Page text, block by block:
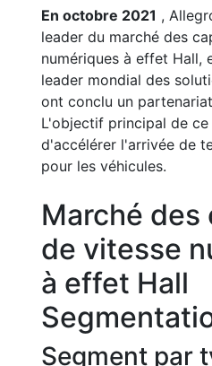
En octobre 2021 ,
leader du marché des
numériques à effet Hall,
leader mondial des
ont conclu un
L'objectif principal de
d'accélérer l'arrivée de
pour les véhicules.
Marché des
de vitesse
à effet Hall
Segment par